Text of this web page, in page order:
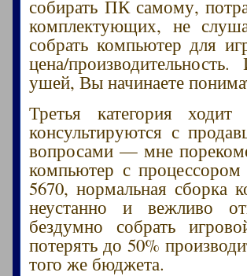
собирать ПК самому,
комплектующих, не
собрать компьютер для
цена/
ушей, Вы начинаете
Третья категория
консультируются с
вопросами — мне
компьютер с
5670, нормальная сборка
неустанно и вежливо
бездумно собрать
потерять до 50%
того же бюджета.